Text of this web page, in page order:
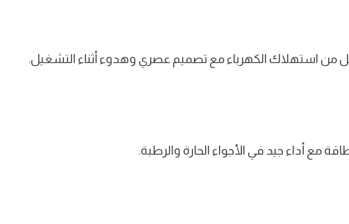
من استهلاك الكهرباء مع تصميم عصري وهدوء أثناء التشغيل.
مع أداء جيد في الأجواء الحارة والرطبة.